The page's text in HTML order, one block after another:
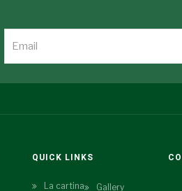
QUICK LINKS
La cartina
Gallery